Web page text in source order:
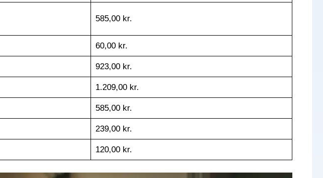
585,00 kr.
60,00 kr.
923,00 kr.
1.209,00 kr.
585,00 kr.
239,00 kr.
120,00 kr.